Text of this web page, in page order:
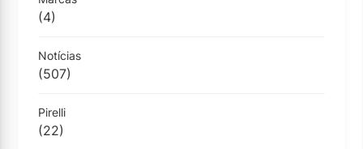
(4)
Notícias
(507)
Pirelli
(22)